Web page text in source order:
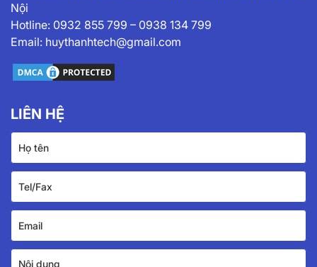
Nội
Hotline: 0932 855 799 – 0938 134 799
Email: huythanhtech@gmail.com
LIÊN HỆ